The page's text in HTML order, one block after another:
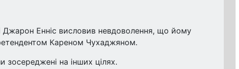
Джарон Енніс висловив невдоволення, що йому
Кареном Чухаджяном.
зосереджені на інших цілях.